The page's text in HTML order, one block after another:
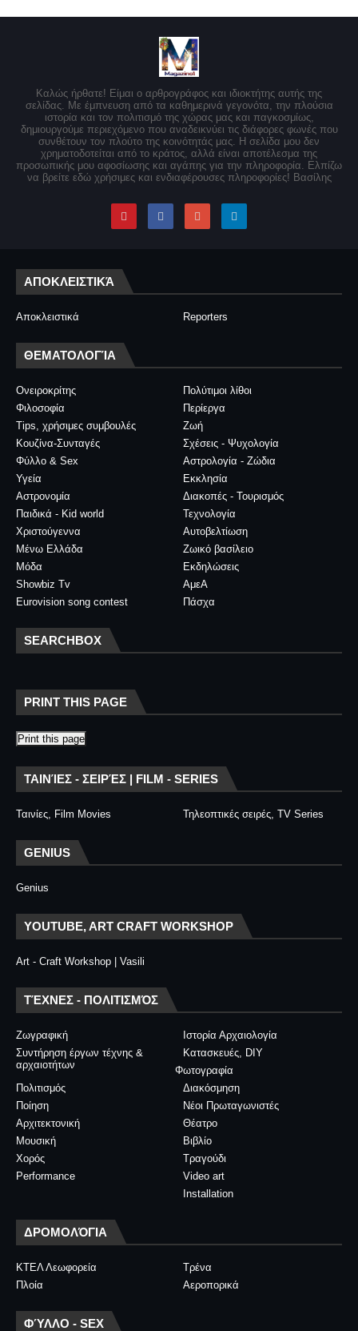
Καλώς ήρθατε! Είμαι ο αρθρογράφος και ιδιοκτήτης αυτής της
σελίδας. Με έμπνευση από τα καθημερινά γεγονότα, την πλούσια
ιστορία και τον πολιτισμό της χώρας μας και παγκοσμίως,
δημιουργούμε περιεχόμενο που αναδεικνύει τις διάφορες φωνές που
συνθέτουν τον πλούτο της κοινότητάς μας. Η σελίδα μου δεν
χρηματοδοτείται από το κράτος, αλλά είναι αποτέλεσμα της
προσωπικής μου αφοσίωσης και αγάπης για την πληροφορία. Ελπίζω
να βρείτε εδώ χρήσιμες και ενδιαφέρουσες πληροφορίες! Βασίλης
ΑΠΟΚΛΕΙΣΤΙΚΆ
Αποκλειστικά Reporters
ΘΕΜΑΤΟΛΟΓΊΑ
Ονειροκρίτης
Πολύτιμοι λίθοι
Φιλοσοφία
Περίεργα
Tips, χρήσιμες συμβουλές
Ζωή
Κουζίνα-Συνταγές
Σχέσεις - Ψυχολογία
Φύλλο & Sex
Αστρολογία - Ζώδια
Υγεία
Εκκλησία
Αστρονομία
Διακοπές - Τουρισμός
Παιδικά - Kid world
Τεχνολογία
Χριστούγεννα
Αυτοβελτίωση
Μένω Ελλάδα
Ζωικό βασίλειο
Μόδα
Εκδηλώσεις
Showbiz Tv
ΑμεΑ
Eurovision song contest
Πάσχα
SEARCHBOX
PRINT THIS PAGE
Print this page
ΤΑΙΝΊΕΣ - ΣΕΙΡΈΣ | FILM - SERIES
Ταινίες, Film Movies Τηλεοπτικές σειρές, TV Series
GENIUS
Genius
YOUTUBE, ART CRAFT WORKSHOP
Art - Craft Workshop | Vasili
ΤΈΧΝΕΣ - ΠΟΛΙΤΙΣΜΌΣ
Ζωγραφική
Ιστορία Αρχαιολογία
Συντήρηση έργων τέχνης &
αρχαιοτήτων
Κατασκευές, DIY
Φωτογραφία
Διακόσμηση
Πολιτισμός
Νέοι Πρωταγωνιστές
Ποίηση
Θέατρο
Αρχιτεκτονική
Βιβλίο
Μουσική
Τραγούδι
Χορός
Video art
Performance
Installation
ΔΡΟΜΟΛΌΓΙΑ
ΚΤΕΛ Λεωφορεία
Τρένα
Πλοία
Αεροπορικά
ΦΎΛΛΟ - SEX